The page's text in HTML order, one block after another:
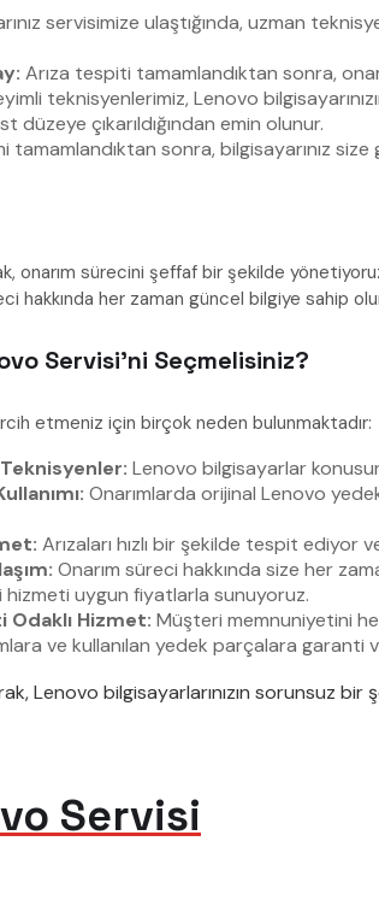
servisimize ulaştığında, uzman
Arıza tespiti tamamlandıktan sonra,
teknisyenlerimiz, Lenovo
düzeye çıkarıldığından emin olunur.
tamamlandıktan sonra, bilgisayarınız
onarım sürecini şeffaf bir şekilde
hakkında her zaman güncel bilgiye sahip
Servisi’ni Seçmelisiniz?
etmeniz için birçok neden bulunmaktadır:
Lenovo bilgisayarlar
Onarımlarda orijinal Lenovo
Arızaları hızlı bir şekilde tespit ediyor
Onarım süreci hakkında size her
hizmeti uygun fiyatlarla sunuyoruz.
Hizmet: Müşteri memnuniyetini
ve kullanılan yedek parçalara garanti
Lenovo bilgisayarlarınızın sorunsuz bir
Servisi